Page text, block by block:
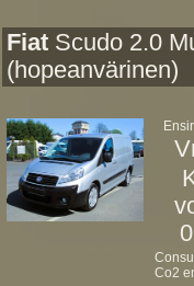
Fiat Scudo 2.0
(hopeanvärinen)
Co2